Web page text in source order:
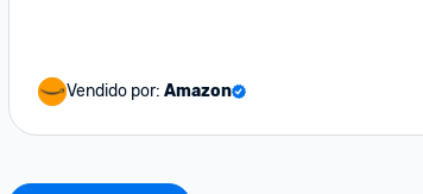
Vendido por: Amazon